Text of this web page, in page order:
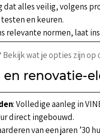
dat alles veilig, volgens
en keuren.
relevante normen, laat
wat je opties zijn op
renovatie-
: Volledige aanleg in
direct ingebouwd.
van een jaren